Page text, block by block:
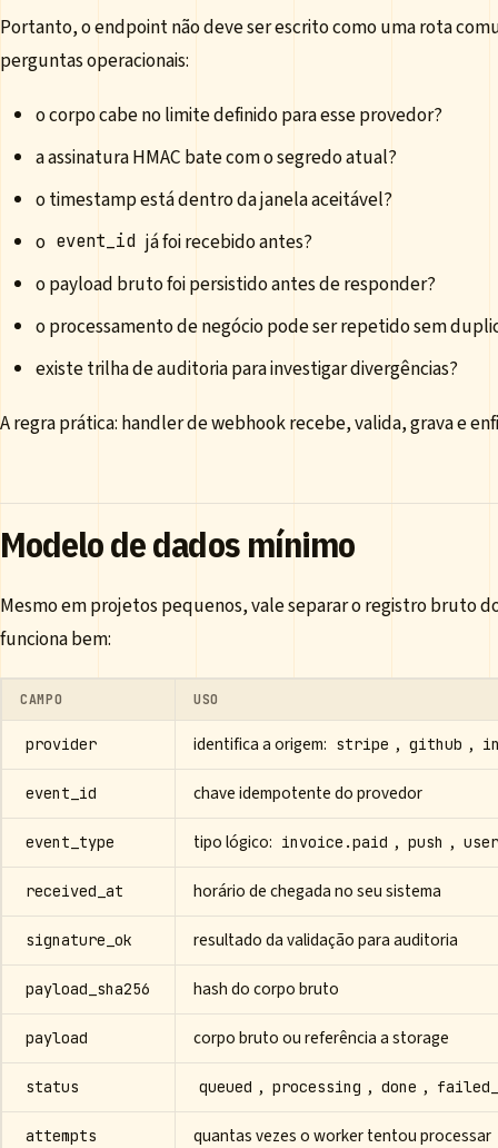
Portanto, o endpoint não deve ser escrito como uma rota
perguntas operacionais:
o corpo cabe no limite definido para esse provedor?
a assinatura HMAC bate com o segredo atual?
o timestamp está dentro da janela aceitável?
o event_id já foi recebido antes?
o payload bruto foi persistido antes de responder?
o processamento de negócio pode ser repetido sem
existe trilha de auditoria para investigar divergências?
A regra prática: handler de webhook recebe, valida, grava e
Modelo de dados mínimo
Mesmo em projetos pequenos, vale separar o registro bruto
funciona bem:
CAMPO USO
provider identifica a origem: stripe , github ,
event_id chave idempotente do provedor
event_type tipo lógico: invoice.paid , push ,
received_at horário de chegada no seu sistema
signature_ok resultado da validação para auditoria
payload_sha256 hash do corpo bruto
payload corpo bruto ou referência a storage
status queued , processing , done ,
attempts quantas vezes o worker tentou processar